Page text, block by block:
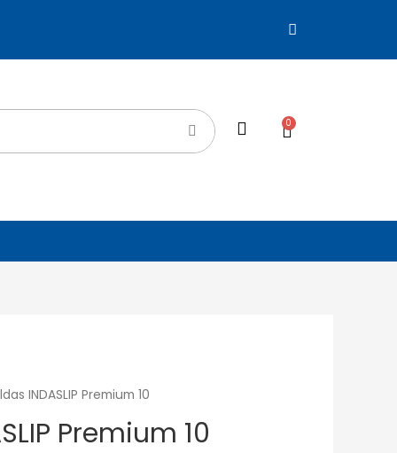
0
INDASLIP Premium 10
Premium 10